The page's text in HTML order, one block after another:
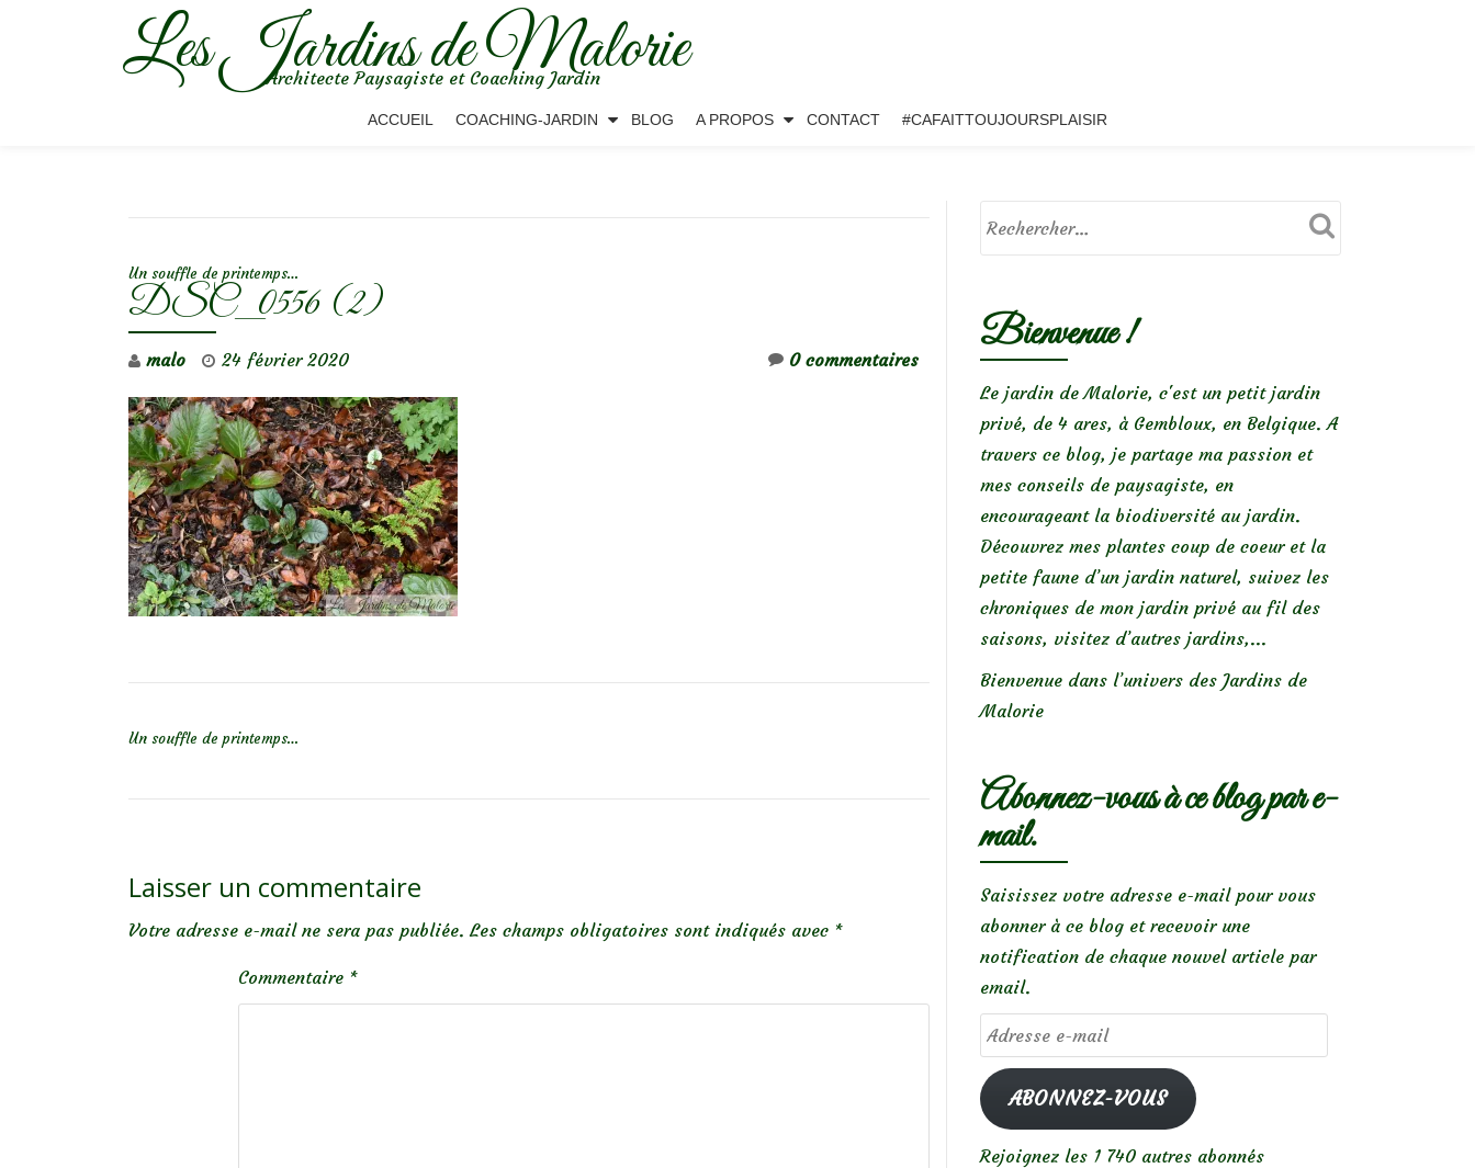
Les Jardins de Malorie
Architecte Paysagiste et Coaching Jardin
ACCUEIL COACHING-JARDIN BLOG A PROPOS CONTACT #CAFAITTOUJOURSPLAISIR
Un souffle de printemps…
DSC_0556 (2)
malo 24 février 2020 0 commentaires
Un souffle de printemps…
Laisser un commentaire
Votre adresse e-mail ne sera pas publiée. Les champs obligatoires sont indiqués avec *
Commentaire *
Bienvenue !
Le jardin de Malorie, c'est un petit jardin
privé, de 4 ares, à Gembloux, en Belgique. A
travers ce blog, je partage ma passion et
mes conseils de paysagiste, en
encourageant la biodiversité au jardin.
Découvrez mes plantes coup de coeur et la
petite faune d’un jardin naturel, suivez les
chroniques de mon jardin privé au fil des
saisons, visitez d’autres jardins,...
Bienvenue dans l’univers des Jardins de
Malorie
Abonnez-vous à ce blog par e-
mail.
Saisissez votre adresse e-mail pour vous
abonner à ce blog et recevoir une
notification de chaque nouvel article par
email.
Adresse
e-
mailABONNEZ-VOUS
Rejoignez les 1 740 autres abonnés